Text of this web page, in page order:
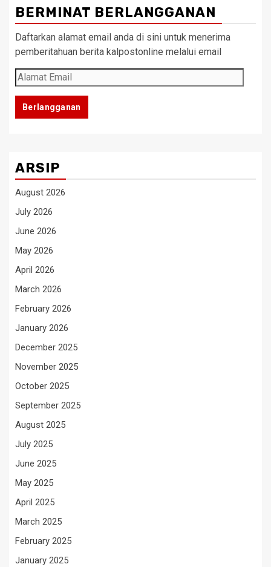
BERMINAT BERLANGGANAN
Daftarkan alamat email anda di sini untuk menerima
pemberitahuan berita kalpostonline melalui email
Alamat
Email
Berlangganan
ARSIP
August 2026
July 2026
June 2026
May 2026
April 2026
March 2026
February 2026
January 2026
December 2025
November 2025
October 2025
September 2025
August 2025
July 2025
June 2025
May 2025
April 2025
March 2025
February 2025
January 2025